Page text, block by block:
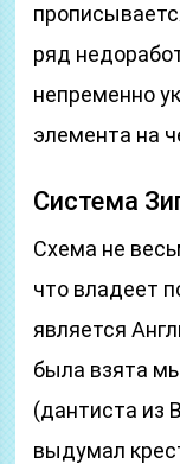
ряд
непременно
элемента на
Система
Схема не
что владеет
является
была взята
(дантиста из
выдумал